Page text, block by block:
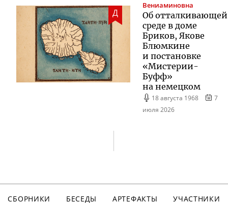
Д
Вениаминовна
Об отталкивающей
среде в доме
Бриков, Якове
Блюмкине
и постановке
«Мистерии-
Буфф»
на немецком
18 августа 1968
7
июля 2026
СБОРНИКИ БЕСЕДЫ АРТЕФАКТЫ
УЧАСТНИКИ